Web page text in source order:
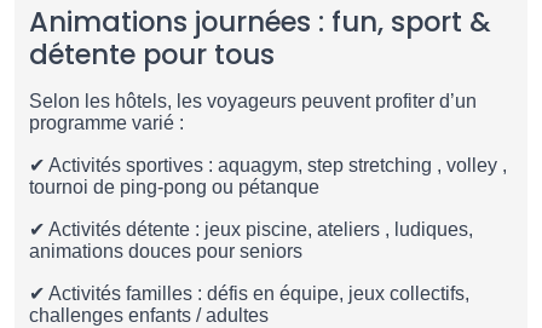
Animations journées : fun, sport &
détente pour tous
Selon les hôtels, les voyageurs peuvent profiter d’un
programme varié :
✔ Activités sportives : aquagym, step stretching , volley ,
tournoi de ping-pong ou pétanque
✔ Activités détente : jeux piscine, ateliers , ludiques,
animations douces pour seniors
✔ Activités familles : défis en équipe, jeux collectifs,
challenges enfants / adultes